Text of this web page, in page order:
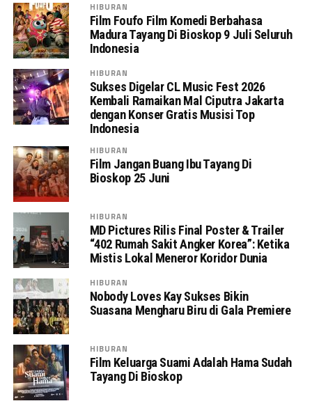
HIBURAN
Film Foufo Film Komedi Berbahasa
Madura Tayang Di Bioskop 9 Juli Seluruh
Indonesia
HIBURAN
Sukses Digelar CL Music Fest 2026
Kembali Ramaikan Mal Ciputra Jakarta
dengan Konser Gratis Musisi Top
Indonesia
HIBURAN
Film Jangan Buang Ibu Tayang Di
Bioskop 25 Juni
HIBURAN
MD Pictures Rilis Final Poster & Trailer
“402 Rumah Sakit Angker Korea”: Ketika
Mistis Lokal Meneror Koridor Dunia
HIBURAN
Nobody Loves Kay Sukses Bikin
Suasana Mengharu Biru di Gala Premiere
HIBURAN
Film Keluarga Suami Adalah Hama Sudah
Tayang Di Bioskop